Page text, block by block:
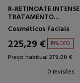
R-RETINOATE INTENSE
TRATAMENTO
ANTIENVELHECIMENTO
Cosméticos Faciais
225,29 € 19% DTO.
Preço habitual 279,00 €
0 revisões